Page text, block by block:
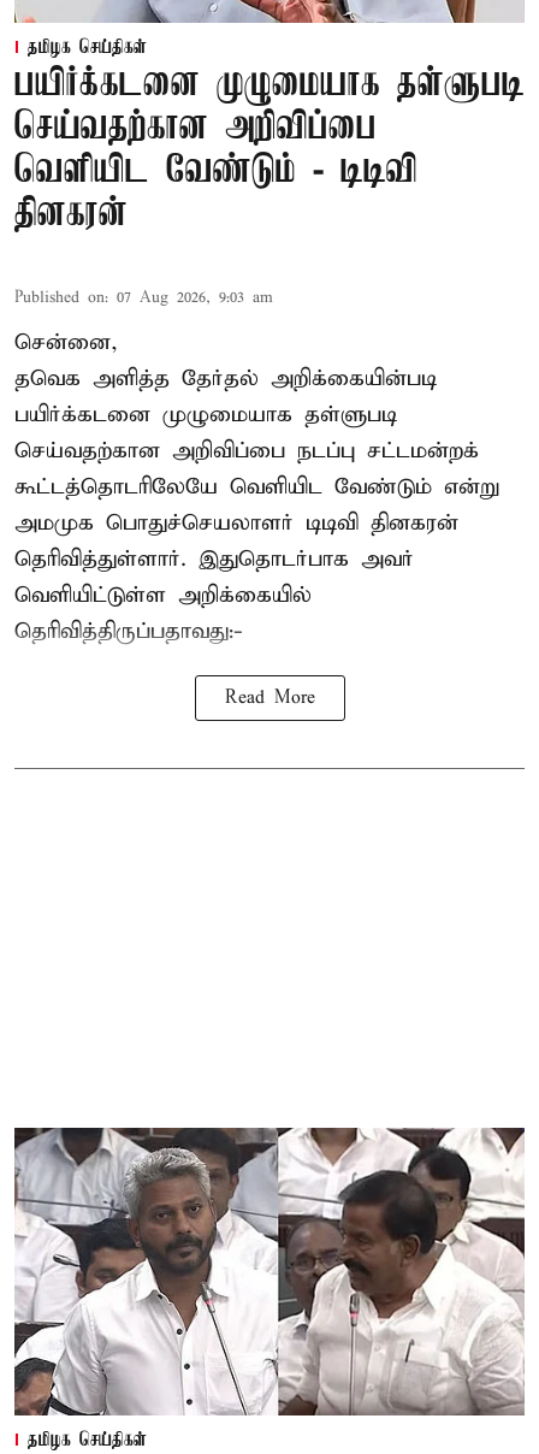
தமிழக செய்திகள்
பயிர்க்கடனை முழுமையாக தள்ளுபடி
செய்வதற்கான அறிவிப்பை
வெளியிட வேண்டும் - டிடிவி
தினகரன்
Published on: 07 Aug 2026, 9:03 am
சென்னை,
தவெக அளித்த தேர்தல் அறிக்கையின்படி
பயிர்க்கடனை முழுமையாக தள்ளுபடி
செய்வதற்கான அறிவிப்பை நடப்பு சட்டமன்றக்
கூட்டத்தொடரிலேயே வெளியிட வேண்டும் என்று
அமமுக பொதுச்செயலாளர் டிடிவி தினகரன்
தெரிவித்துள்ளார். இதுதொடர்பாக அவர்
வெளியிட்டுள்ள அறிக்கையில்
தெரிவித்திருப்பதாவது:-
Read More
தமிழக செய்திகள்